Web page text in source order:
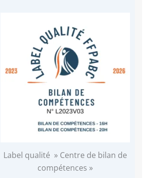
Label qualité » Centre de bilan de
compétences »